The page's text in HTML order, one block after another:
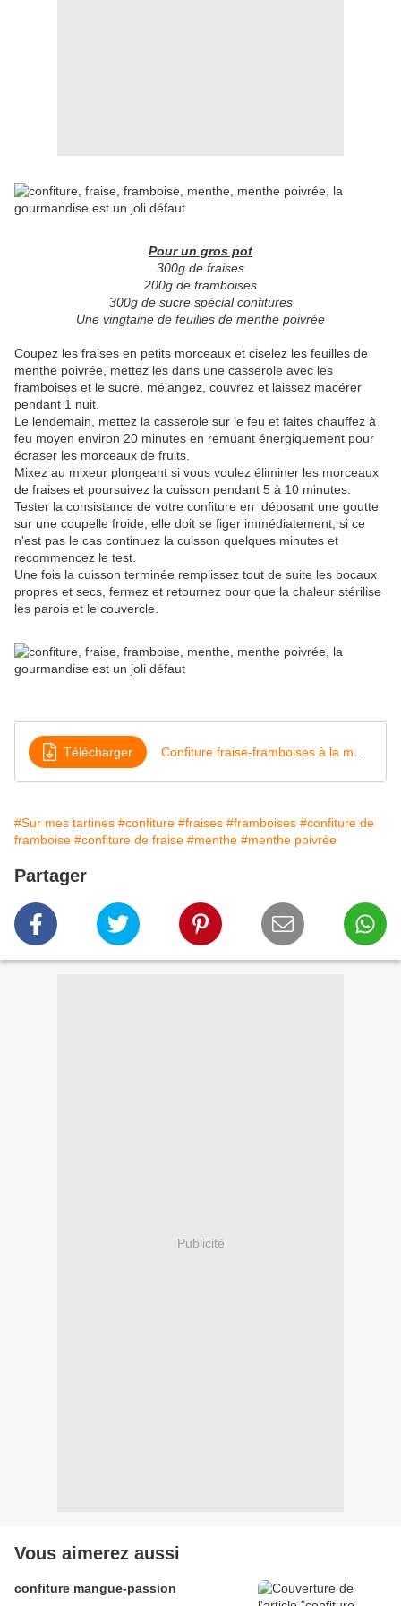
Pour un gros pot
300g de fraises
200g de framboises
300g de sucre spécial confitures
Une vingtaine de feuilles de menthe poivrée
Coupez les fraises en petits morceaux et ciselez les feuilles de
menthe poivrée, mettez les dans une casserole avec les
framboises et le sucre, mélangez, couvrez et laissez macérer
pendant 1 nuit.
Le lendemain, mettez la casserole sur le feu et faites chauffez à
feu moyen environ 20 minutes en remuant énergiquement pour
écraser les morceaux de fruits.
Mixez au mixeur plongeant si vous voulez éliminer les morceaux
de fraises et poursuivez la cuisson pendant 5 à 10 minutes.
Tester la consistance de votre confiture en déposant une goutte
sur une coupelle froide, elle doit se figer immédiatement, si ce
n'est pas le cas continuez la cuisson quelques minutes et
recommencez le test.
Une fois la cuisson terminée remplissez tout de suite les bocaux
propres et secs, fermez et retournez pour que la chaleur stérilise
les parois et le couvercle.
Télécharger
#Sur mes tartines #confiture #fraises #framboises #confiture de
framboise #confiture de fraise #menthe #menthe poivrée
Partager
Publicité
Vous aimerez aussi
confiture mangue-passion